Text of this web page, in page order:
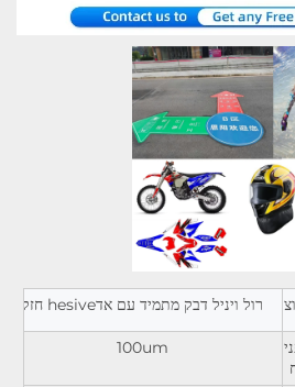
רול ויניל דבק מתמיד עם אדhesive חזק
100um